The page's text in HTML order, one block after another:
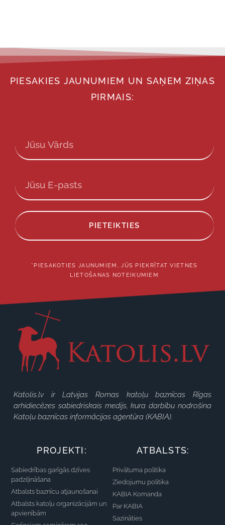
PIESAKIES JAUNUMIEM UN SAŅEM ZIŅAS
PIRMAIS:
PIETEIKTIES
*PIESAKOTIES JAUNUMIEM, JŪS PIEKRĪTAT VIETNES
LIETOŠANAS NOTEIKUMIEM
Katolis.lv ir Latvijas Romas katoļu baznīcas Rīgas
arhidiecēzes sabiedriskais medijs, kura darbību nodrošina
Katoļu baznīcas informācijas aģentūra (KABIA).
PROJEKTI:
Sabiedrības garīgās dzīves
padziļināšana
Atbalsts baznīcu atjaunošanai
Atbalsts katoļu organizācijām un
apvienībām
ATBALSTS:
Privātuma politika
Ziedojumu politika
KABIA Komanda
Par KABIA
Sazināties